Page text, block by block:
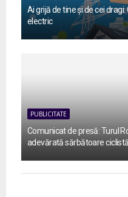
Ai grijă de tine și de cei
electric
PUBLICITATE
Comunicat de presă: Turul
adevărată sărbătoare